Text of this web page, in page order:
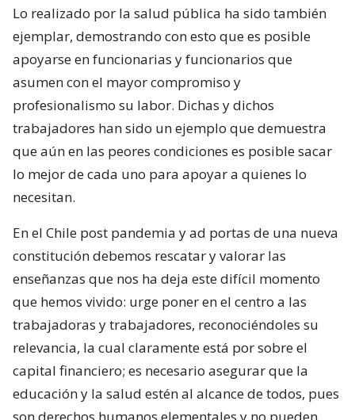
Lo realizado por la salud pública ha sido también
ejemplar, demostrando con esto que es posible
apoyarse en funcionarias y funcionarios que
asumen con el mayor compromiso y
profesionalismo su labor. Dichas y dichos
trabajadores han sido un ejemplo que demuestra
que aún en las peores condiciones es posible sacar
lo mejor de cada uno para apoyar a quienes lo
necesitan.
En el Chile post pandemia y ad portas de una nueva
constitución debemos rescatar y valorar las
enseñanzas que nos ha deja este difícil momento
que hemos vivido: urge poner en el centro a las
trabajadoras y trabajadores, reconociéndoles su
relevancia, la cual claramente está por sobre el
capital financiero; es necesario asegurar que la
educación y la salud estén al alcance de todos, pues
son derechos humanos elementales y no pueden